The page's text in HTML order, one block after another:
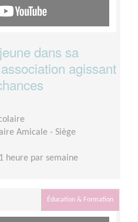
dans sa
agissant
Amicale - Siège
1 heure par semaine
Éducation & Formation